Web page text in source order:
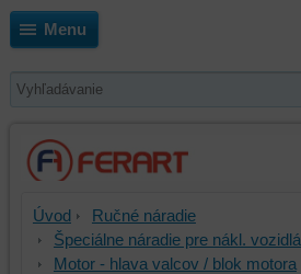
Menu
Úvod
Ručné náradie
Špeciálne náradie pre nákl. vozidlá
Motor - hlava valcov / blok motora